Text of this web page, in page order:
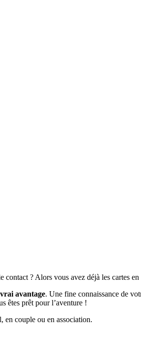
contact ? Alors vous avez déjà les cartes
avantage. Une fine connaissance de
êtes prêt pour l’aventure !
en couple ou en association.